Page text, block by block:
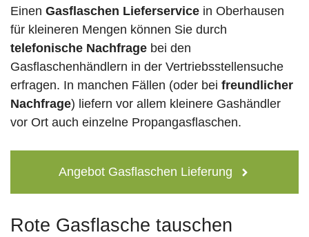
Einen Gasflaschen Lieferservice in Oberhausen
für kleineren Mengen können Sie durch
telefonische Nachfrage bei den
Gasflaschenhändlern in der Vertriebsstellensuche
erfragen. In manchen Fällen (oder bei freundlicher
Nachfrage) liefern vor allem kleinere Gashändler
vor Ort auch einzelne Propangasflaschen.
Angebot Gasflaschen Lieferung
Rote Gasflasche tauschen